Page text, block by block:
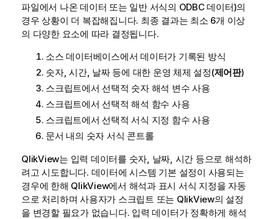
파일에서 나온 데이터 또는 일반 서식의 ODBC데이터)의
경우 상황이 더 복잡해집니다. 최종 결과는 최소 6개 이상
의 다양한 요소에 따라 결정됩니다.
소스 데이터베이스에서 데이터가 기록된 방식
숫자, 시간, 날짜 등에 대한 운영 체제 설정(제어판)
스크립트에서 선택적 숫자 해석 변수 사용
스크립트에서 선택적 해석 함수 사용
스크립트에서 선택적 서식 지정 함수 사용
문서 내의 숫자 서식 콘트롤
QlikView는 입력 데이터를 숫자, 날짜, 시간 등으로 해석하
려고 시도합니다. 데이터에 시스템 기본 설정이 사용되는
경우에 한해 QlikView에서 해석과 표시 서식 지정을 자동
으로 처리하며 사용자가 스크립트 또는 QlikView의 설정
을 변경할 필요가 없습니다. 입력 데이터가 정확하게 해석